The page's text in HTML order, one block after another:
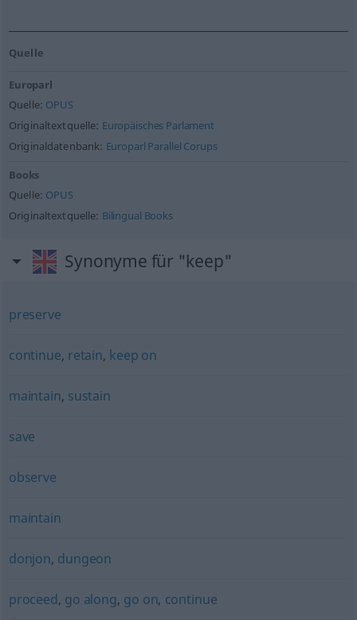
Quelle
Europarl
Quelle: OPUS
Originaltextquelle: Europäisches Parlament
Originaldatenbank: Europarl Parallel Corups
Books
Quelle: OPUS
Originaltextquelle: Bilingual Books
Synonyme für "keep"
preserve
continue, retain, keep on
maintain, sustain
save
observe
maintain
donjon, dungeon
proceed, go along, go on, continue